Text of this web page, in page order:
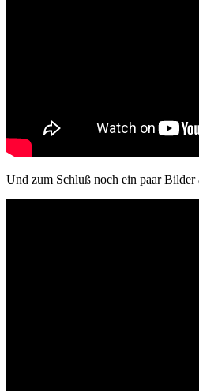
Und zum Schluß noch ein paar Bilder